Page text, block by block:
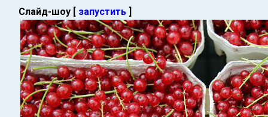
Слайд-шоу [ запустить ]